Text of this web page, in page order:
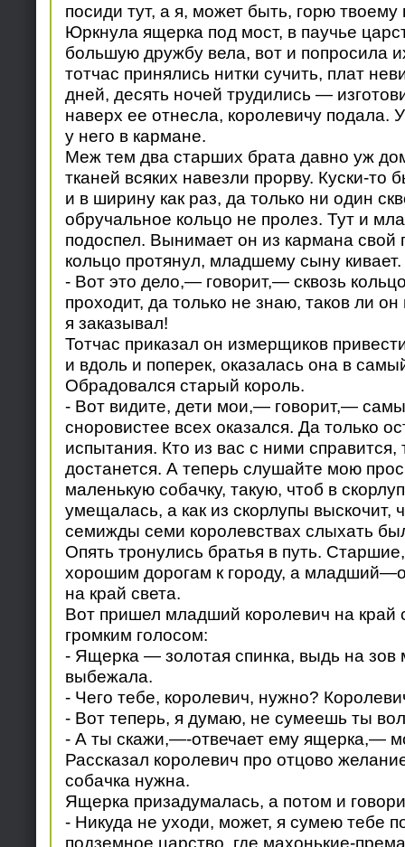
посиди тут, а я, может быть, горю твоему
Юркнула ящерка под мост, в паучье
большую дружбу вела, вот и попросила
тотчас принялись нитки сучить, плат
дней, десять ночей трудились —
наверх ее отнесла, королевичу подала.
у него в кармане.
Меж тем два старших брата давно уж
тканей всяких навезли прорву. Куски-то
и в ширину как раз, да только ни один
обручальное кольцо не пролез. Тут и
подоспел. Вынимает он из кармана свой
кольцо протянул, младшему сыну кивает.
- Вот это дело,— говорит,— сквозь
проходит, да только не знаю, таков ли
я заказывал!
Тотчас приказал он измерщиков
и вдоль и поперек, оказалась она в
Обрадовался старый король.
- Вот видите, дети мои,— говорит,—
сноровистее всех оказался. Да только
испытания. Кто из вас с ними справится,
достанется. А теперь слушайте мою
маленькую собачку, такую, чтоб в
умещалась, а как из скорлупы выскочит,
семижды семи королевствах слыхать
Опять тронулись братья в путь.
хорошим дорогам к городу, а
на край света.
Вот пришел младший королевич на край
громким голосом:
- Ящерка — золотая спинка, выдь на
выбежала.
- Чего тебе, королевич, нужно?
- Вот теперь, я думаю, не сумеешь ты
- А ты скажи,—-отвечает ему ящерка,—
Рассказал королевич про отцово
собачка нужна.
Ящерка призадумалась, а потом и
- Никуда не уходи, может, я сумею тебе
подземное царство, где махонькие-